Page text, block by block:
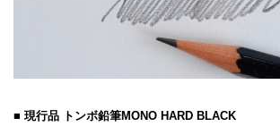
■ 現行品 トンボ鉛筆MONO HARD BLACK